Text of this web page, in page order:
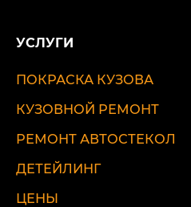
УСЛУГИ
ПОКРАСКА КУЗОВА
КУЗОВНОЙ РЕМОНТ
РЕМОНТ АВТОСТЕКОЛ
ДЕТЕЙЛИНГ
ЦЕНЫ